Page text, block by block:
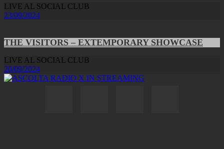
LIVE AL SOCIAL CLUB
23/09/2024
THE VISITORS – EXTEMPORARY SHOWCASE
LIVE AL SOCIAL CLUB
20/09/2024